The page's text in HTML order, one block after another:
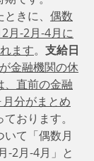
きに、 偶数
月-2月-4月に
ます。 支給日
金融機関の休
、直前の金融
分がまとめ
おります。
いて「偶数月
-2月-4月」と